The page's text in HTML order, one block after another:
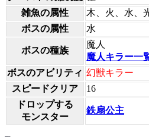
雑魚の属性
木、火、水、
ボスの属性
水
ボスの種族
魔人
魔人キラー一
ボスのアビリティ 幻獣キラー
スピードクリア
16
ドロップする
モンスター
鉄扇公主